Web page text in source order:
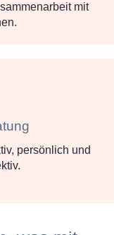
mit
persönlich und